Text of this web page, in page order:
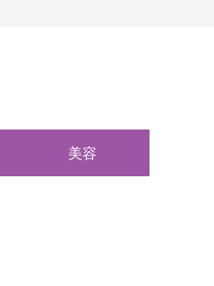
美容